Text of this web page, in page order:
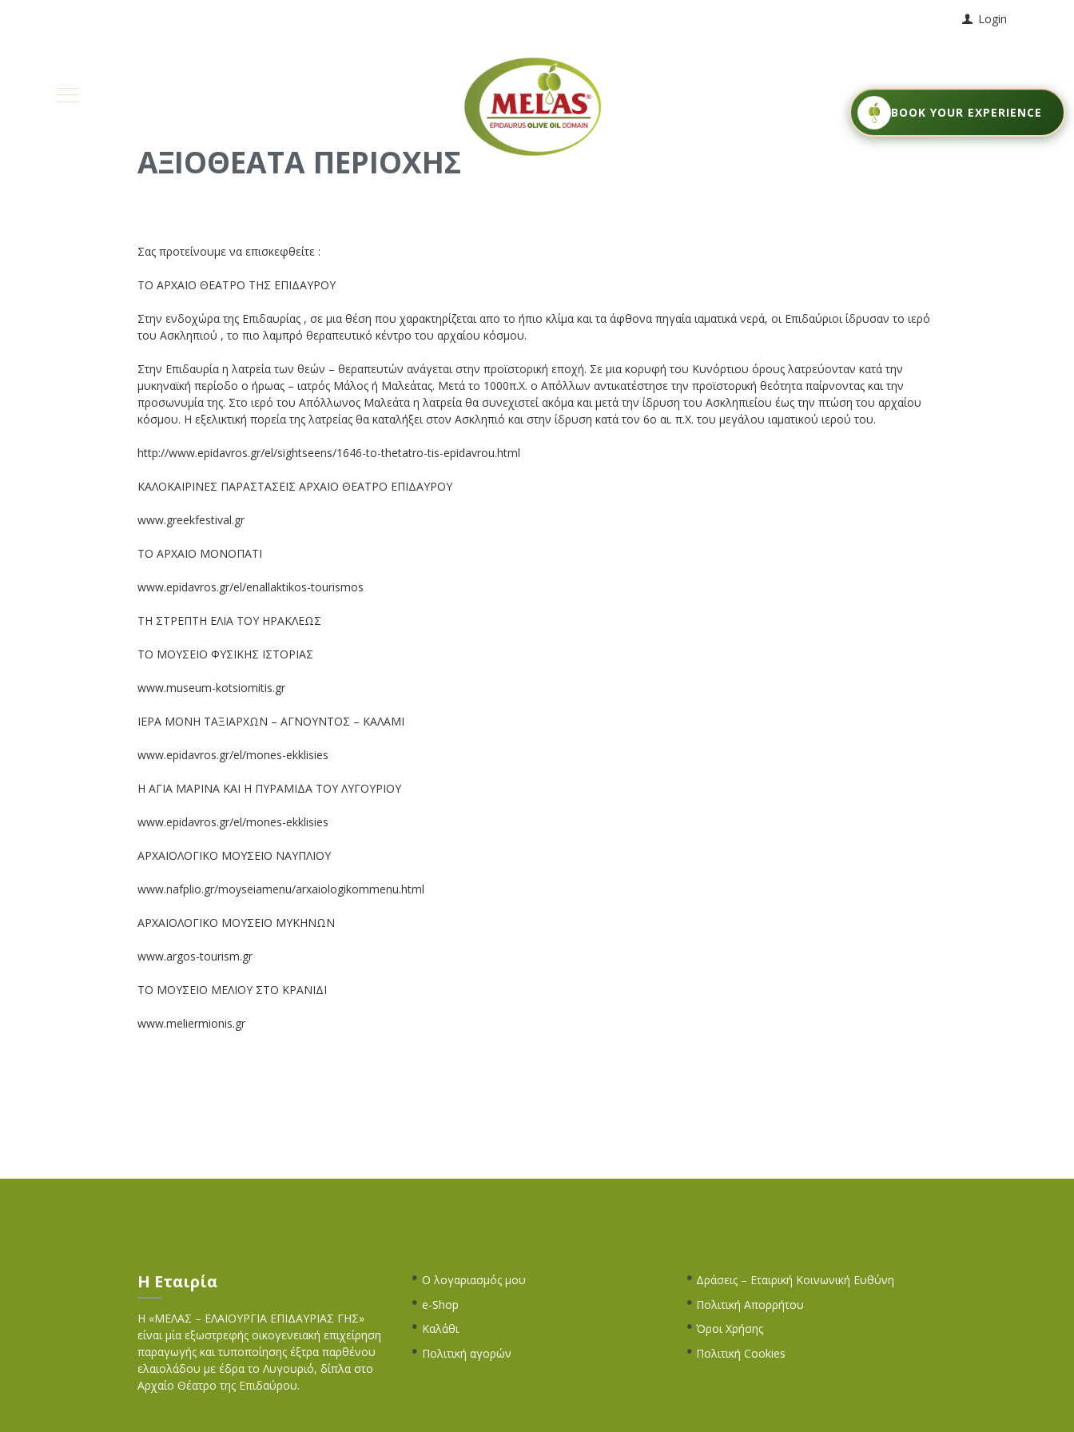
Login
ΑΞΙΟΘΕΑΤΑ ΠΕΡΙΟΧΗΣ
Σας προτείνουμε να επισκεφθείτε :
ΤΟ ΑΡΧΑΙΟ ΘΕΑΤΡΟ ΤΗΣ ΕΠΙΔΑΥΡΟΥ
Στην ενδοχώρα της Επιδαυρίας , σε μια θέση που χαρακτηρίζεται απο το ήπιο κλίμα και τα άφθονα πηγαία ιαματικά νερά, οι Επιδαύριοι ίδρυσαν το ιερό
του Ασκληπιού , το πιο λαμπρό θεραπευτικό κέντρο του αρχαίου κόσμου.
Στην Επιδαυρία η λατρεία των θεών – θεραπευτών ανάγεται στην προϊστορική εποχή. Σε μια κορυφή του Κυνόρτιου όρους λατρεύονταν κατά την
μυκηναϊκή περίοδο ο ήρωας – ιατρός Μάλος ή Μαλεάτας. Μετά το 1000π.Χ. ο Απόλλων αντικατέστησε την προϊστορική θεότητα παίρνοντας και την
προσωνυμία της. Στο ιερό του Απόλλωνος Μαλεάτα η λατρεία θα συνεχιστεί ακόμα και μετά την ίδρυση του Ασκληπιείου έως την πτώση του αρχαίου
κόσμου. Η εξελικτική πορεία της λατρείας θα καταλήξει στον Ασκληπιό και στην ίδρυση κατά τον 6ο αι. π.Χ. του μεγάλου ιαματικού ιερού του.
http://www.epidavros.gr/el/sightseens/1646-to-thetatro-tis-epidavrou.html
ΚΑΛΟΚΑΙΡΙΝΕΣ ΠΑΡΑΣΤΑΣΕΙΣ ΑΡΧΑΙΟ ΘΕΑΤΡΟ ΕΠΙΔΑΥΡΟΥ
www.greekfestival.gr
ΤΟ ΑΡΧΑΙΟ ΜΟΝΟΠΑΤΙ
www.epidavros.gr/el/enallaktikos-tourismos
ΤΗ ΣΤΡΕΠΤΗ ΕΛΙΑ ΤΟΥ ΗΡΑΚΛΕΩΣ
ΤΟ ΜΟΥΣΕΙΟ ΦΥΣΙΚΗΣ ΙΣΤΟΡΙΑΣ
www.museum-kotsiomitis.gr
ΙΕΡΑ ΜΟΝΗ ΤΑΞΙΑΡΧΩΝ – ΑΓΝΟΥΝΤΟΣ – ΚΑΛΑΜΙ
www.epidavros.gr/el/mones-ekklisies
H ΑΓΙΑ ΜΑΡΙΝΑ KAI H ΠΥΡΑΜΙΔΑ ΤΟΥ ΛΥΓΟΥΡΙΟΥ
www.epidavros.gr/el/mones-ekklisies
ΑΡΧΑΙΟΛΟΓΙΚΟ ΜΟΥΣΕΙΟ ΝΑΥΠΛΙΟΥ
www.nafplio.gr/moyseiamenu/arxaiologikommenu.html
ΑΡΧΑΙΟΛΟΓΙΚΟ ΜΟΥΣΕΙΟ ΜΥΚΗΝΩΝ
www.argos-tourism.gr
ΤΟ ΜΟΥΣΕΙΟ ΜΕΛΙΟΥ ΣΤΟ ΚΡΑΝΙΔΙ
www.meliermionis.gr
Η Εταιρία
Η «ΜΕΛΑΣ – ΕΛΑΙΟΥΡΓΙΑ ΕΠΙΔΑΥΡΙΑΣ ΓΗΣ»
είναι μία εξωστρεφής οικογενειακή επιχείρηση
παραγωγής και τυποποίησης έξτρα παρθένου
ελαιολάδου με έδρα το Λυγουριό, δίπλα στο
Αρχαίο Θέατρο της Επιδαύρου.
Ο λογαριασμός μου
e-Shop
Καλάθι
Πολιτική αγορών
Δράσεις – Εταιρική Κοινωνική Ευθύνη
Πολιτική Απορρήτου
Όροι Χρήσης
Πολιτική Cookies
BOOK YOUR EXPERIENCE